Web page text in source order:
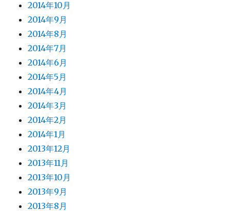
2014年10月
2014年9月
2014年8月
2014年7月
2014年6月
2014年5月
2014年4月
2014年3月
2014年2月
2014年1月
2013年12月
2013年11月
2013年10月
2013年9月
2013年8月